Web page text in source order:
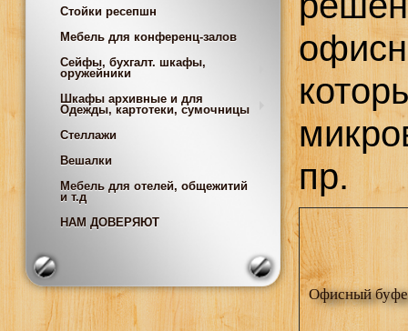
Стойки ресепшн
Мебель для конференц-залов
Сейфы, бухгалт. шкафы,
оружейники
Шкафы архивные и для
Одежды, картотеки, сумочницы
Стеллажи
Вешалки
Мебель для отелей, общежитий
и т.д
НАМ ДОВЕРЯЮТ
пр.
Офисный